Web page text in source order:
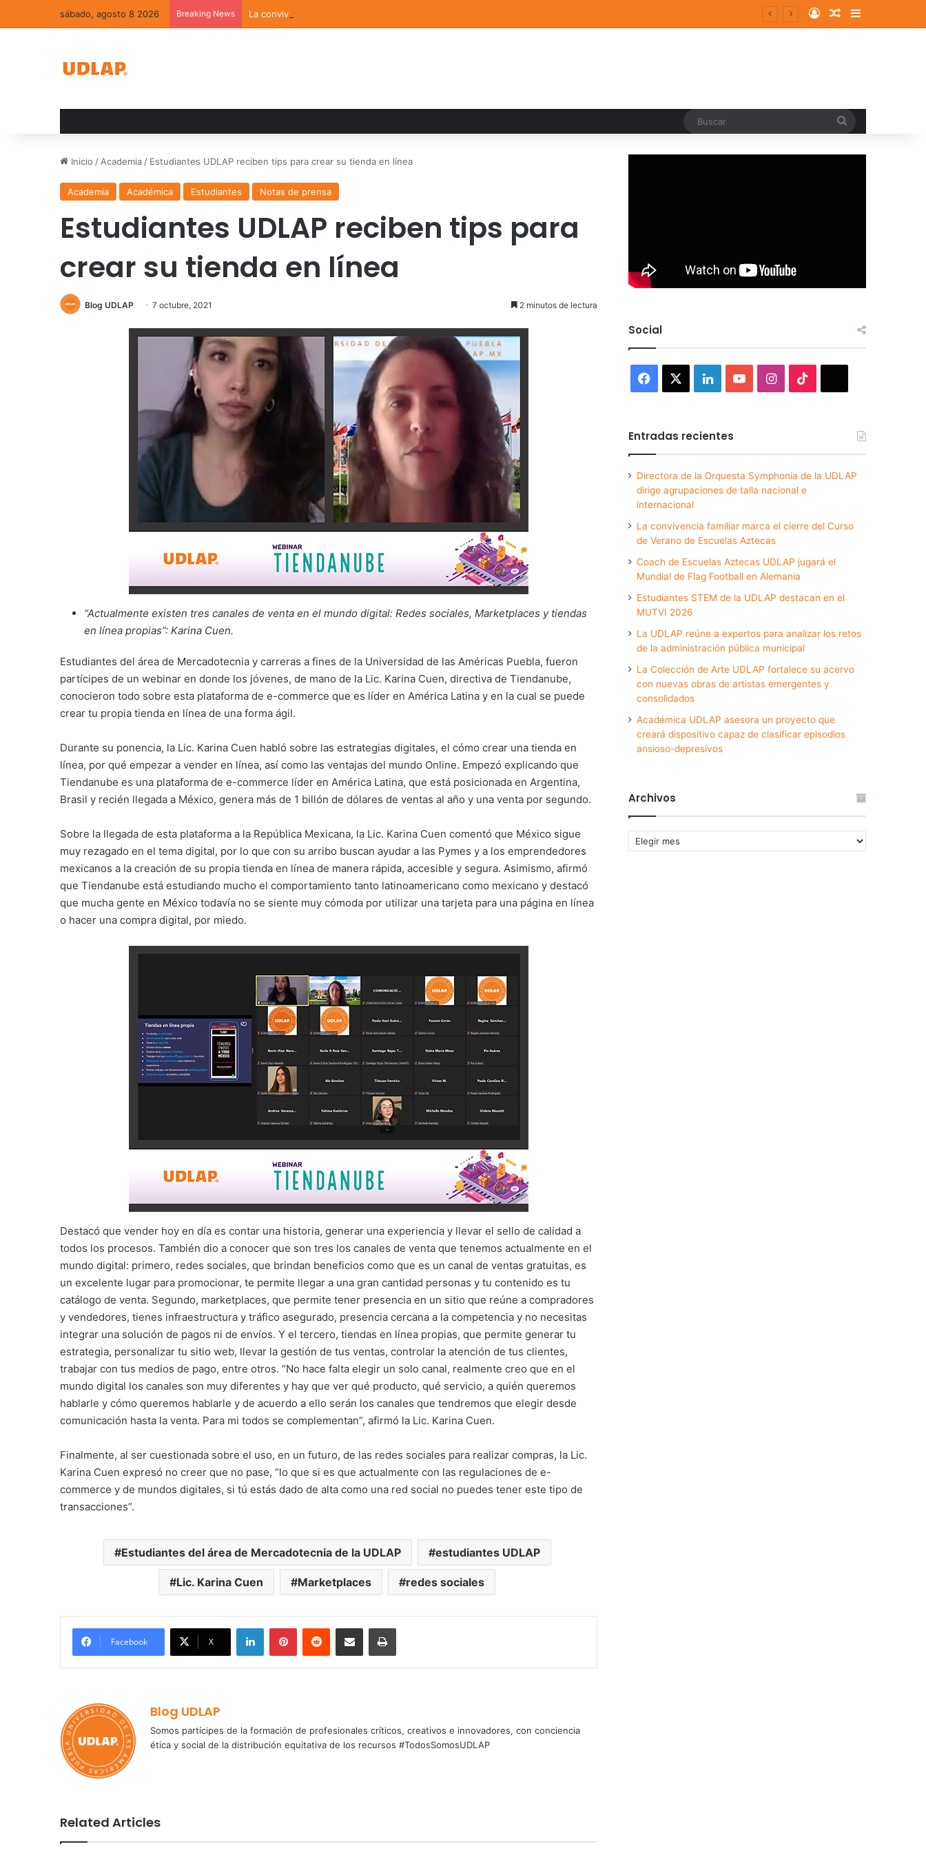
sábado, agosto 8 2026 Breaking News La convivencia familiar marca el cierre del Curso de Verano de Escuelas Aztecas Log InRandom Article
Sidebar
Inicio / Academia / Estudiantes UDLAP reciben tips para crear su tienda en línea
Academia Académica Estudiantes Notas de prensa
Estudiantes UDLAP reciben tips para
crear su tienda en línea
Blog UDLAP 7 octubre, 2021 2 minutos de lectura
“Actualmente existen tres canales de venta en el mundo digital: Redes sociales, Marketplaces y tiendas
en línea propias”: Karina Cuen.
Estudiantes del área de Mercadotecnia y carreras a fines de la Universidad de las Américas Puebla, fueron
partícipes de un webinar en donde los jóvenes, de mano de la Lic. Karina Cuen, directiva de Tiendanube,
conocieron todo sobre esta plataforma de e-commerce que es líder en América Latina y en la cual se puede
crear tu propia tienda en línea de una forma ágil.
Durante su ponencia, la Lic. Karina Cuen habló sobre las estrategias digitales, el cómo crear una tienda en
línea, por qué empezar a vender en línea, así como las ventajas del mundo Online. Empezó explicando que
Tiendanube es una plataforma de e-commerce líder en América Latina, que está posicionada en Argentina,
Brasil y recién llegada a México, genera más de 1 billón de dólares de ventas al año y una venta por segundo.
Sobre la llegada de esta plataforma a la República Mexicana, la Lic. Karina Cuen comentó que México sigue
muy rezagado en el tema digital, por lo que con su arribo buscan ayudar a las Pymes y a los emprendedores
mexicanos a la creación de su propia tienda en línea de manera rápida, accesible y segura. Asimismo, afirmó
que Tiendanube está estudiando mucho el comportamiento tanto latinoamericano como mexicano y destacó
que mucha gente en México todavía no se siente muy cómoda por utilizar una tarjeta para una página en línea
o hacer una compra digital, por miedo.
Destacó que vender hoy en día es contar una historia, generar una experiencia y llevar el sello de calidad a
todos los procesos. También dio a conocer que son tres los canales de venta que tenemos actualmente en el
mundo digital: primero, redes sociales, que brindan beneficios como que es un canal de ventas gratuitas, es
un excelente lugar para promocionar, te permite llegar a una gran cantidad personas y tu contenido es tu
catálogo de venta. Segundo, marketplaces, que permite tener presencia en un sitio que reúne a compradores
y vendedores, tienes infraestructura y tráfico asegurado, presencia cercana a la competencia y no necesitas
integrar una solución de pagos ni de envíos. Y el tercero, tiendas en línea propias, que permite generar tu
estrategia, personalizar tu sitio web, llevar la gestión de tus ventas, controlar la atención de tus clientes,
trabajar con tus medios de pago, entre otros. “No hace falta elegir un solo canal, realmente creo que en el
mundo digital los canales son muy diferentes y hay que ver qué producto, qué servicio, a quién queremos
hablarle y cómo queremos hablarle y de acuerdo a ello serán los canales que tendremos que elegir desde
comunicación hasta la venta. Para mi todos se complementan”, afirmó la Lic. Karina Cuen.
Finalmente, al ser cuestionada sobre el uso, en un futuro, de las redes sociales para realizar compras, la Lic.
Karina Cuen expresó no creer que no pase, “lo que si es que actualmente con las regulaciones de e-
commerce y de mundos digitales, si tú estás dado de alta como una red social no puedes tener este tipo de
transacciones”.
Estudiantes del área de Mercadotecnia de la UDLAP estudiantes UDLAP
Lic. Karina Cuen Marketplaces redes sociales
Facebook X
LinkedInPinterestReddit Share via Email Print
Blog UDLAP
Somos partícipes de la formación de profesionales críticos, creativos e innovadores, con conciencia
ética y social de la distribución equitativa de los recursos #TodosSomosUDLAP
Related Articles
Social
Facebook LinkedInYouTubeInstagram
Entradas recientes
Directora de la Orquesta Symphonia de la UDLAP
dirige agrupaciones de talla nacional e
internacional
La convivencia familiar marca el cierre del Curso
de Verano de Escuelas Aztecas
Coach de Escuelas Aztecas UDLAP jugará el
Mundial de Flag Football en Alemania
Estudiantes STEM de la UDLAP destacan en el
MUTVI 2026
La UDLAP reúne a expertos para analizar los retos
de la administración pública municipal
La Colección de Arte UDLAP fortalece su acervo
con nuevas obras de artistas emergentes y
consolidados
Académica UDLAP asesora un proyecto que
creará dispositivo capaz de clasificar episodios
ansioso-depresivos
Archivos
Archivos